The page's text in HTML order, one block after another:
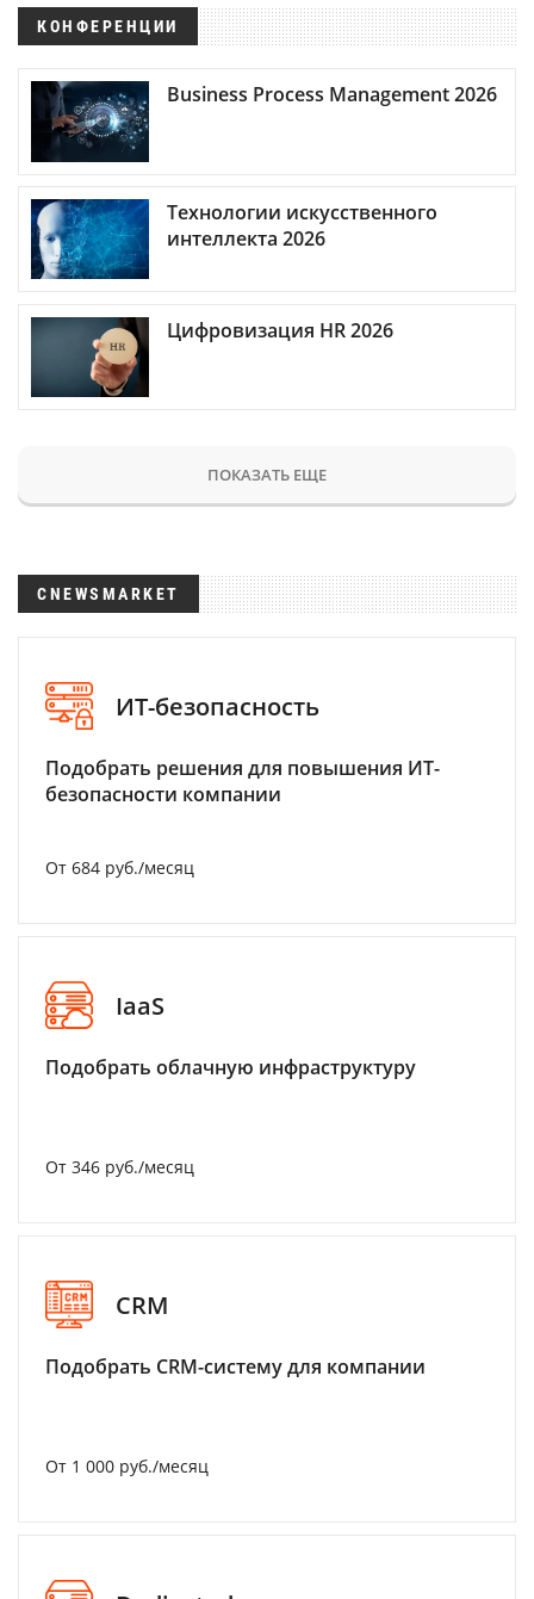
КОНФЕРЕНЦИИ
Business Process Management 2026
Технологии искусственного
интеллекта 2026
Цифровизация HR 2026
ПОКАЗАТЬ ЕЩЕ
CNEWSMARKET
ИТ-безопасность
Подобрать решения для повышения ИТ-
безопасности компании
От 684 руб./месяц
IaaS
Подобрать облачную инфраструктуру
От 346 руб./месяц
CRM
Подобрать CRM-систему для компании
От 1 000 руб./месяц